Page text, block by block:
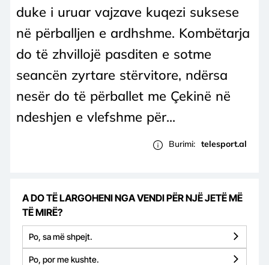
duke i uruar vajzave kuqezi suksese
në përballjen e ardhshme. Kombëtarja
do të zhvillojë pasditen e sotme
seancën zyrtare stërvitore, ndërsa
nesër do të përballet me Çekinë në
ndeshjen e vlefshme për...
Burimi: telesport.al
A DO TË LARGOHENI NGA VENDI PËR NJË JETË MË
TË MIRË?
Po, sa më shpejt.
Po, por me kushte.